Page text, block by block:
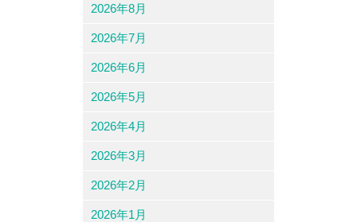
2026年8月
2026年7月
2026年6月
2026年5月
2026年4月
2026年3月
2026年2月
2026年1月